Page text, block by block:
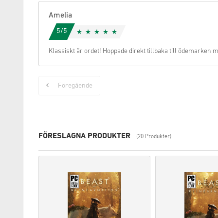
Amelia
5/5
Klassiskt är ordet! Hoppade direkt tillbaka till ödemarken
Föregående
FÖRESLAGNA PRODUKTER (20 Produkter)